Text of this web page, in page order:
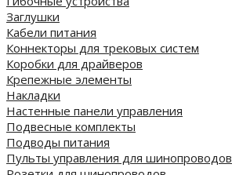
Заглушки
Кабели питания
Коннекторы для трековых систем
Коробки для драйверов
Крепежные элементы
Накладки
Настенные панели управления
Подвесные комплекты
Подводы питания
Пульты управления для шинопроводов